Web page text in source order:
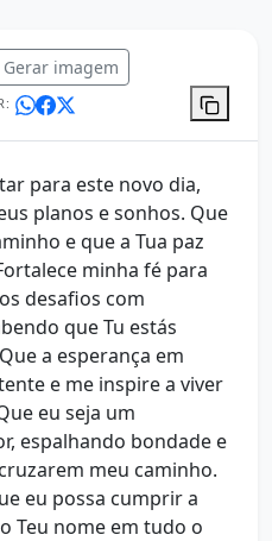
Gerar imagem
para este novo dia,
planos e sonhos. Que
e que a Tua paz
minha fé para
desafios com
que Tu estás
a esperança em
e me inspire a viver
eu seja um
espalhando bondade e
meu caminho.
eu possa cumprir a
Teu nome em tudo o